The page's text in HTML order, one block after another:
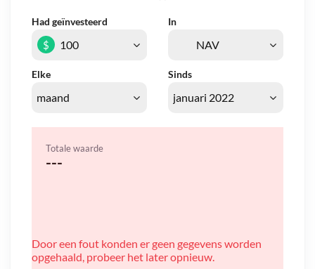
Had geïnvesteerd In
Elke Sinds
$
Totale waarde
---
Door een fout konden er geen gegevens worden
opgehaald, probeer het later opnieuw.